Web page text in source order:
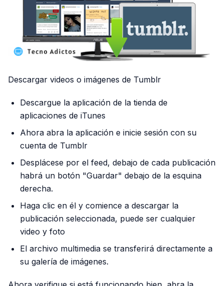
Descargar videos o imágenes de Tumblr
Descargue la aplicación de la tienda de
aplicaciones de iTunes
Ahora abra la aplicación e inicie sesión con su
cuenta de Tumblr
Desplácese por el feed, debajo de cada publicación
habrá un botón "Guardar" debajo de la esquina
derecha.
Haga clic en él y comience a descargar la
publicación seleccionada, puede ser cualquier
video y foto
El archivo multimedia se transferirá directamente a
su galería de imágenes.